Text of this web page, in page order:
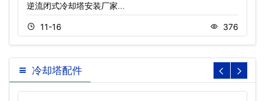
逆流闭式冷却塔安装厂家…
11-16 376
冷却塔配件